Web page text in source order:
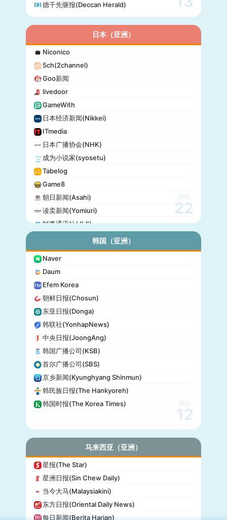
德干先驱报(Deccan Herald)
日本（亚洲）
Niconico
5ch(2channel)
Goo新闻
livedoor
GameWith
日本经济新闻(Nikkei)
ITmedia
日本广播协会(NHK)
成为小说家(syosetu)
Tabelog
Game8
朝日新闻(Asahi)
读卖新闻(Yomiuri)
时事通讯社(JIJI)
产经新闻(Sankei)
东京放送(TBS)
朝日电视台(TV Asahi)
东京电视台(TV Tokyo)
日本电视台(NTV)
富士电视台(Fuji TV)
日本时报(Japan Times)
网站
22
韩国（亚洲）
Naver
Daum
Efem Korea
朝鲜日报(Chosun)
东亚日报(Donga)
韩联社(YonhapNews)
中央日报(JoongAng)
韩国广播公司(KSB)
首尔广播公司(SBS)
京乡新闻(Kyunghyang Shinmun)
韩民族日报(The Hankyoreh)
韩国时报(The Korea Times)
网站
12
马来西亚（亚洲）
星报(The Star)
星洲日报(Sin Chew Daily)
当今大马(Malaysiakini)
东方日报(Oriental Daily News)
每日新闻(Berita Harian)